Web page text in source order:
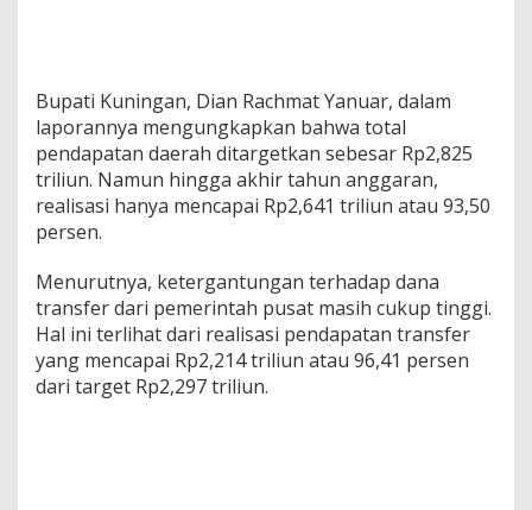
Bupati Kuningan, Dian Rachmat Yanuar, dalam
laporannya mengungkapkan bahwa total
pendapatan daerah ditargetkan sebesar Rp2,825
triliun. Namun hingga akhir tahun anggaran,
realisasi hanya mencapai Rp2,641 triliun atau 93,50
persen.
Menurutnya, ketergantungan terhadap dana
transfer dari pemerintah pusat masih cukup tinggi.
Hal ini terlihat dari realisasi pendapatan transfer
yang mencapai Rp2,214 triliun atau 96,41 persen
dari target Rp2,297 triliun.